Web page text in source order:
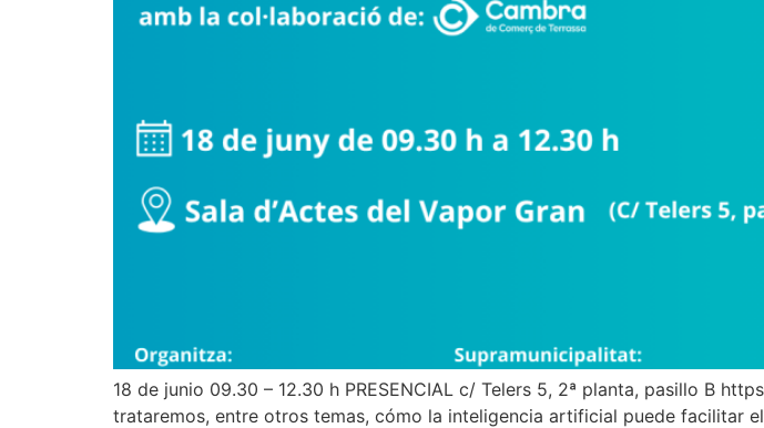
18 de junio 09.30 – 12.30 h PRESENCIAL c/ Telers 5, 2ª planta, pasillo B
trataremos, entre otros temas, cómo la inteligencia artificial puede facilitar